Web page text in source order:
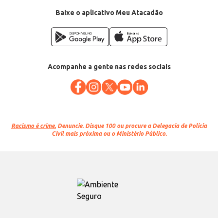
Baixe o aplicativo Meu Atacadão
Acompanhe a gente nas redes sociais
Racismo é crime. Denuncie. Disque 100 ou procure a Delegacia de Polícia
Civil mais próxima ou o Ministério Público.